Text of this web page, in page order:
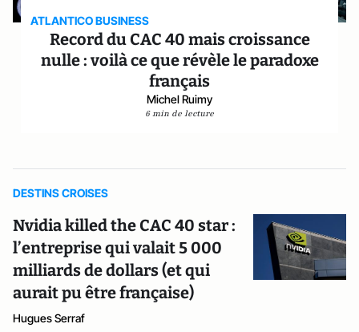
ATLANTICO BUSINESS
Record du CAC 40 mais croissance
nulle : voilà ce que révèle le paradoxe
français
Michel Ruimy
6 min de lecture
DESTINS CROISES
Nvidia killed the CAC 40 star :
l’entreprise qui valait 5 000
milliards de dollars (et qui
aurait pu être française)
Hugues Serraf